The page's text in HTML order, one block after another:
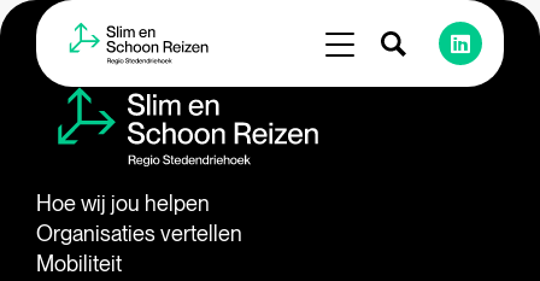
Hoe wij jou helpen
Organisaties vertellen
Mobiliteit